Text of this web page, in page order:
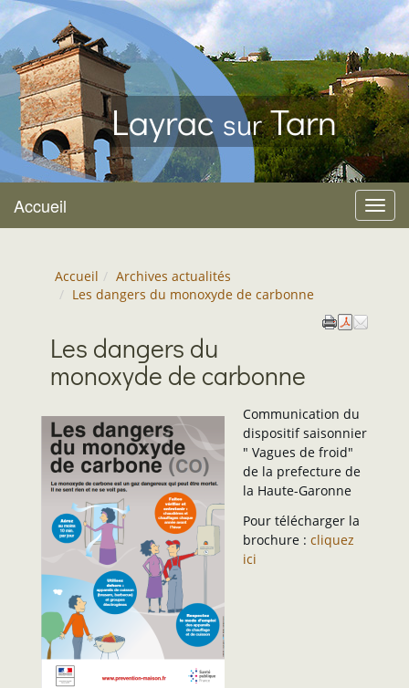
Layrac surTarn
Menu
Accueil
Accueil
Archives actualités
Les dangers du monoxyde de carbonne
Les dangers du
monoxyde de carbonne
Communication du
dispositif saisonnier
" Vagues de froid"
de la prefecture de
la Haute-Garonne
Pour télécharger la
brochure : cliquez
ici